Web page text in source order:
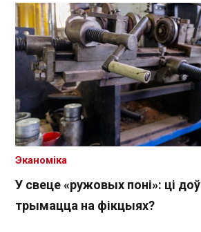
У свеце «ружовых поні»: ці
трымацца на фікцыях?
Эканоміка